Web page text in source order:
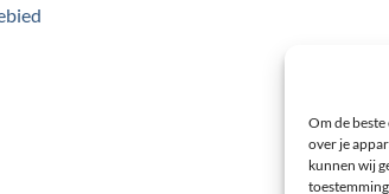
Om de
over je
kunnen wij